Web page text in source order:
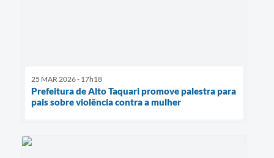
25 MAR 2026 - 17h18
Prefeitura de Alto Taquari promove palestra para
pais sobre violência contra a mulher